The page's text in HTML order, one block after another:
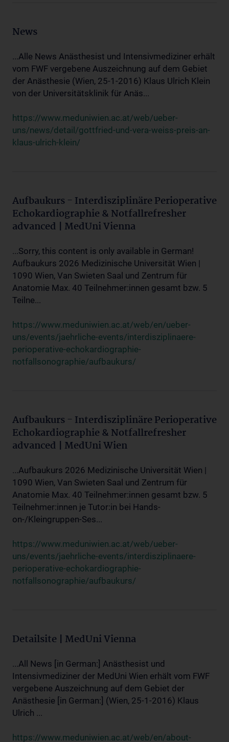
News
...Alle News Anästhesist und Intensivmediziner erhält
vom FWF vergebene Auszeichnung auf dem Gebiet
der Anästhesie (Wien, 25-1-2016) Klaus Ulrich Klein
von der Universitätsklinik für Anäs...
https://www.meduniwien.ac.at/web/ueber-
uns/news/detail/gottfried-und-vera-weiss-preis-an-
klaus-ulrich-klein/
Aufbaukurs - Interdisziplinäre Perioperative
Echokardiographie & Notfallrefresher
advanced | MedUni Vienna
...Sorry, this content is only available in German!
Aufbaukurs 2026 Medizinische Universität Wien |
1090 Wien, Van Swieten Saal und Zentrum für
Anatomie Max. 40 Teilnehmer:innen gesamt bzw. 5
Teilne...
https://www.meduniwien.ac.at/web/en/ueber-
uns/events/jaehrliche-events/interdisziplinaere-
perioperative-echokardiographie-
notfallsonographie/aufbaukurs/
Aufbaukurs - Interdisziplinäre Perioperative
Echokardiographie & Notfallrefresher
advanced | MedUni Wien
...Aufbaukurs 2026 Medizinische Universität Wien |
1090 Wien, Van Swieten Saal und Zentrum für
Anatomie Max. 40 Teilnehmer:innen gesamt bzw. 5
Teilnehmer:innen je Tutor:in bei Hands-
on-/Kleingruppen-Ses...
https://www.meduniwien.ac.at/web/ueber-
uns/events/jaehrliche-events/interdisziplinaere-
perioperative-echokardiographie-
notfallsonographie/aufbaukurs/
Detailsite | MedUni Vienna
...All News [in German:] Anästhesist und
Intensivmediziner der MedUni Wien erhält vom FWF
vergebene Auszeichnung auf dem Gebiet der
Anästhesie [in German:] (Wien, 25-1-2016) Klaus
Ulrich ...
https://www.meduniwien.ac.at/web/en/about-